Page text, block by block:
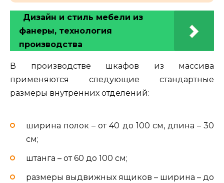
Дизайн и стиль мебели из
фанеры, технология
производства
В производстве шкафов из массива
применяются следующие стандартные
размеры внутренних отделений:
ширина полок – от 40 до 100 см, длина – 30
см;
штанга – от 60 до 100 см;
размеры выдвижных ящиков – ширина – до